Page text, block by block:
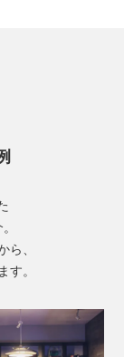
ら、
す。